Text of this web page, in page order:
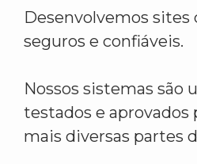
Desenvolvemos sites
seguros e confiáveis.
Nossos sistemas são
testados e aprovados
mais diversas partes